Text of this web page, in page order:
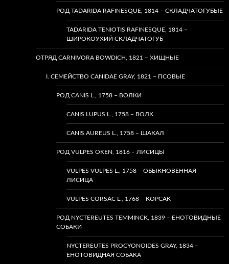
РОД TADARIDA RAFINESQUE, 1814 – СКЛАДЧАТОГУБЫЕ
TADARIDA TENIOTIS RAFINESQUE, 1814 –
ШИРОКОУХИЙ СКЛАДЧАТОГУБ
ОТРЯД CARNIVORA BOWDICH, 1821 – ХИЩНЫЕ
I. СЕМЕЙСТВО CANIDAE GRAY, 1821 – ПСОВЫЕ
РОД CANIS L., 1758 – ВОЛКИ
CANIS LUPUS L., 1758 – ВОЛК
CANIS AUREUS L., 1758 – ШАКАЛ
РОД VULPES OKEN, 1816 – ЛИСИЦЫ
VULPES VULPES L., 1758 – ОБЫКНОВЕННАЯ
ЛИСИЦА
VULPES CORSAC L., 1768 – КОРСАК
РОД NYCTEREUTES TEMMINCK, 1839 – ЕНОТОВИДНЫЕ
СОБАКИ
NYCTEREUTES PROCYONOIDES GRAY, 1834 –
ЕНОТОВИДНАЯ СОБАКА